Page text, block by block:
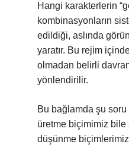
Hangi karakterlerin
kombinasyonların
edildiği, aslında
yaratır. Bu rejim
olmadan belirli
yönlendirilir.
Bu bağlamda şu
üretme biçimimiz bile
düşünme